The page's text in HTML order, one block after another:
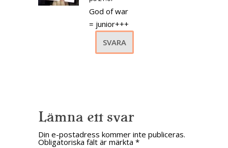
God of war
= junior+++
SVARA
Lämna ett svar
Din e-postadress kommer inte publiceras.
Obligatoriska fält är märkta *